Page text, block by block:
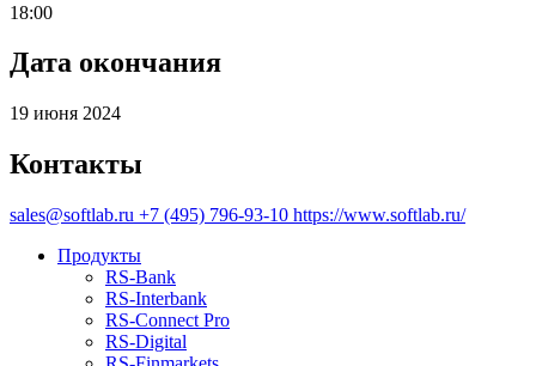
18:00
Дата окончания
19 июня 2024
Контакты
sales@softlab.ru +7 (495) 796-93-10 https://www.softlab.ru/
Продукты
RS‑Bank
RS‑Interbank
RS‑Connect Pro
RS‑Digital